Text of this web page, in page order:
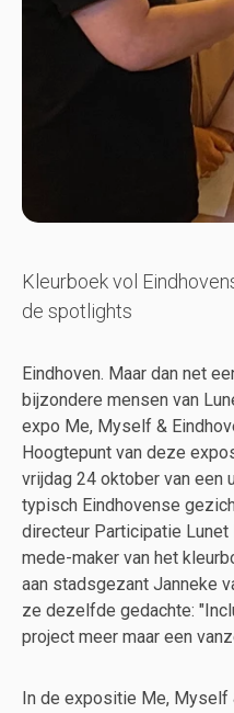
Kleurboek vol
de spotlights
Eindhoven. Maar dan net
bijzondere mensen van
expo Me, Myself &
Hoogtepunt van deze
vrijdag 24 oktober van een
typisch Eindhovense
directeur Participatie Lunet
mede-maker van het
aan stadsgezant Janneke
ze dezelfde gedachte:
project meer maar een
In de expositie Me, Myself